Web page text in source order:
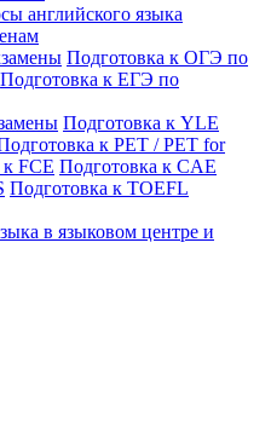
английского языка
Подготовка к ОГЭ по
Подготовка к ЕГЭ по
Подготовка к YLE
к PET / PET for
FCE Подготовка к CAE
Подготовка к TOEFL
в языковом центре и